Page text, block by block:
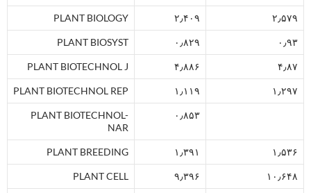
۲٫۵۷۹ ۲٫۴۰۹ PLANT BIOLOGY
۰٫۹۳ ۰٫۸۲۹ PLANT BIOSYST
۴٫۸۷ ۴٫۸۸۶ PLANT BIOTECHNOL J
۱٫۲۹۷ ۱٫۱۱۹ PLANT BIOTECHNOL REP
۰٫۸۵۳
PLANT BIOTECHNOL-
NAR
۱٫۵۳۶ ۱٫۳۹۱ PLANT BREEDING
۱۰٫۶۴۸ ۹٫۳۹۶ PLANT CELL